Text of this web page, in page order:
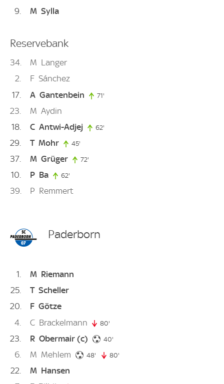
9 M Sylla
Reservebank
34 M Langer
2
F Sánchez
17
A Gantenbein 71'
23 M Aydin
18
C Antwi-Adjej 62'
29 T Mohr 45'
37 M Grüger 72'
10 P Ba 62'
39 P Remmert
Paderborn
1 M Riemann
25
T Scheller
20
F Götze
4
C Brackelmann 80'
23 R Obermair (c) 40'
6 M Mehlem 48' 48. minute
80'
22 M Hansen